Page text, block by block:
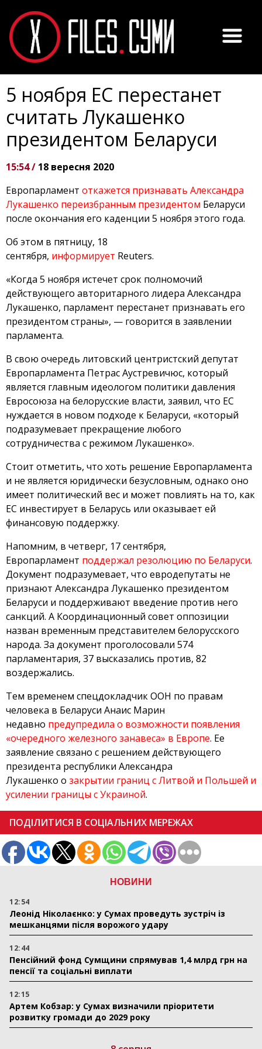
НОВИНИ
12:54
Леонід Ніколаєнко: у Сумах проведуть зустріч із
мешканцями після ворожого удару
12:44
Пенсійний фонд Сумщини спрямував 1,4 млрд грн на
пенсії та соціальні виплати
12:15
Артем Кобзар: у Сумах визначили пріоритети
розвитку громади до 2029 року
5 ноября ЕС перестанет
считать Лукашенко
президентом Беларуси
15:54 / 18 вересня 2020
Европарламент откажется признавать Александра
Лукашенко переизбранным президентом Беларуси
после окончания его каденции 5 ноября этого года.
Об этом в пятницу, 18
сентября, информирует Reuters.
«Когда 5 ноября истечет срок полномочий
действующего авторитарного лидера Александра
Лукашенко, парламент перестанет признавать его
президентом страны», — говорится в заявлении
парламента.
В свою очередь литовский центристский депутат
Европарламента Петрас Аустревичюс, который
является главным идеологом политики давления
Евросоюза на белорусские власти, заявил, что ЕС
нуждается в новом подходе к Беларуси, «который
подразумевает прекращение любого
сотрудничества с режимом Лукашенко».
Стоит отметить, что хоть решение Европарламента
и не является юридически безусловным, однако оно
имеет политический вес и может повлиять на то, как
ЕС инвестирует в Беларусь или оказывает ей
финансовую поддержку.
Напомним, в четверг, 17 сентября,
Европарламент поддержал резолюцию по Беларуси.
Документ подразумевает, что евродепутаты не
признают Александра Лукашенко президентом
Беларуси и поддерживают введение против него
санкций. А Координационный совет оппозиции
назван временным представителем белорусского
народа. За документ проголосовали 574
парламентария, 37 высказались против, 82
воздержались.
Тем временем спецдокладчик ООН по правам
человека в Беларуси Анаис Марин
недавно предупредила о возможности появления
«очередного железного занавеса» в Европе. Ее
заявление связано с решением действующего
президента республики Александра
Лукашенко о закрытии границ с Литвой и Польшей и
усилении границы с Украиной.
ПОДІЛИТИСЯ В СОЦІАЛЬНИХ МЕРЕЖАХ